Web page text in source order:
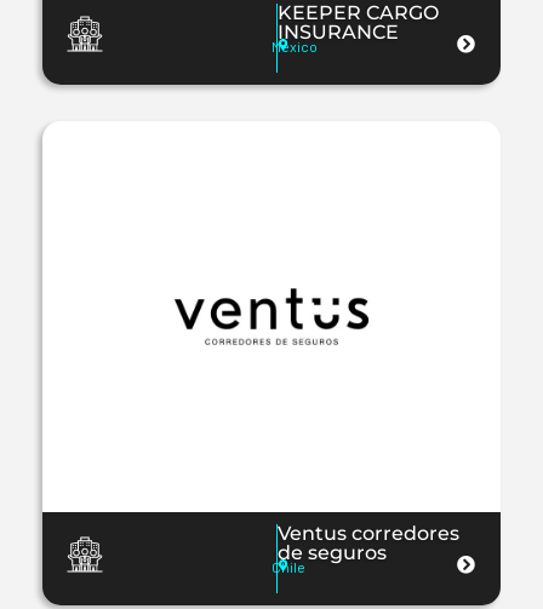
KEEPER CARGO
INSURANCE
Mexico
Ventus corredores
de seguros
Chile